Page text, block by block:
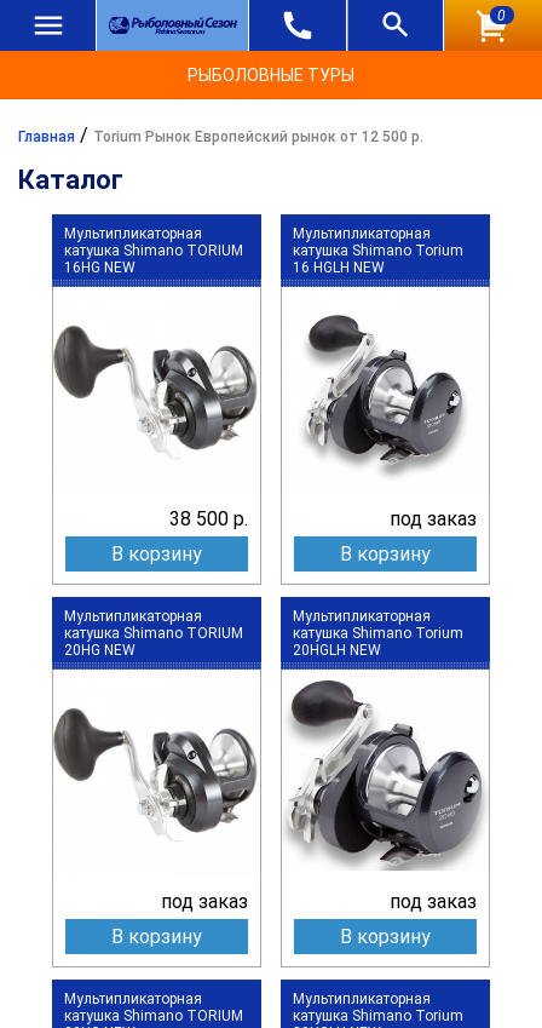
0
РЫБОЛОВНЫЕ ТУРЫ
Главная / Torium Рынок Европейский рынок от 12 500 р.
Каталог
Мультипликаторная
катушка Shimano TORIUM
16HG NEW
38 500 р.
В корзину
Мультипликаторная
катушка Shimano Torium
16 HGLH NEW
под заказ
В корзину
Мультипликаторная
катушка Shimano TORIUM
20HG NEW
под заказ
В корзину
Мультипликаторная
катушка Shimano Torium
20HGLH NEW
под заказ
В корзину
Мультипликаторная
катушка Shimano TORIUM
Мультипликаторная
катушка Shimano Torium